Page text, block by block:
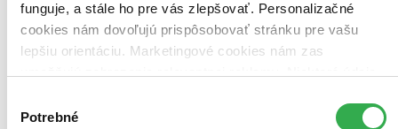
funguje, a stále ho pre vás zlepšovať. Personalizačné
cookies nám dovoľujú prispôsobovať stránku pre vašu
lepšiu orientáciu. Marketingové cookies nám zas
keby sme mohli používať všetky tieto cookies. Ďakujeme!
súhlasu
Potrebné
Vložiť do košíka